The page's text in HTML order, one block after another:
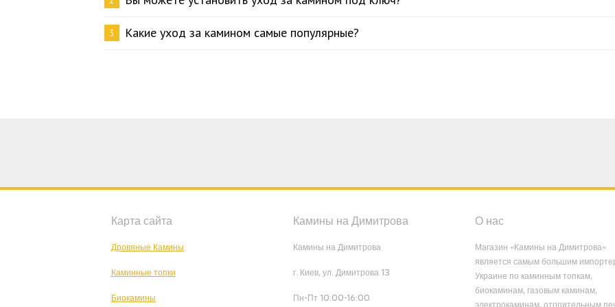
3 Какие уход за камином самые популярные?
Карта сайта
Дровяные Камины
Каминные топки
Биокамины
Камины на Димитрова
Камины на Димитрова
г. Киев, ул. Димитрова 13
Пн-Пт 10:00-16:00
О нас
Магазин «Камины на Димитрова»
является самым большим
Украине по каминным топкам,
биокаминам, газовым каминам,
электрокаминам, отопительным